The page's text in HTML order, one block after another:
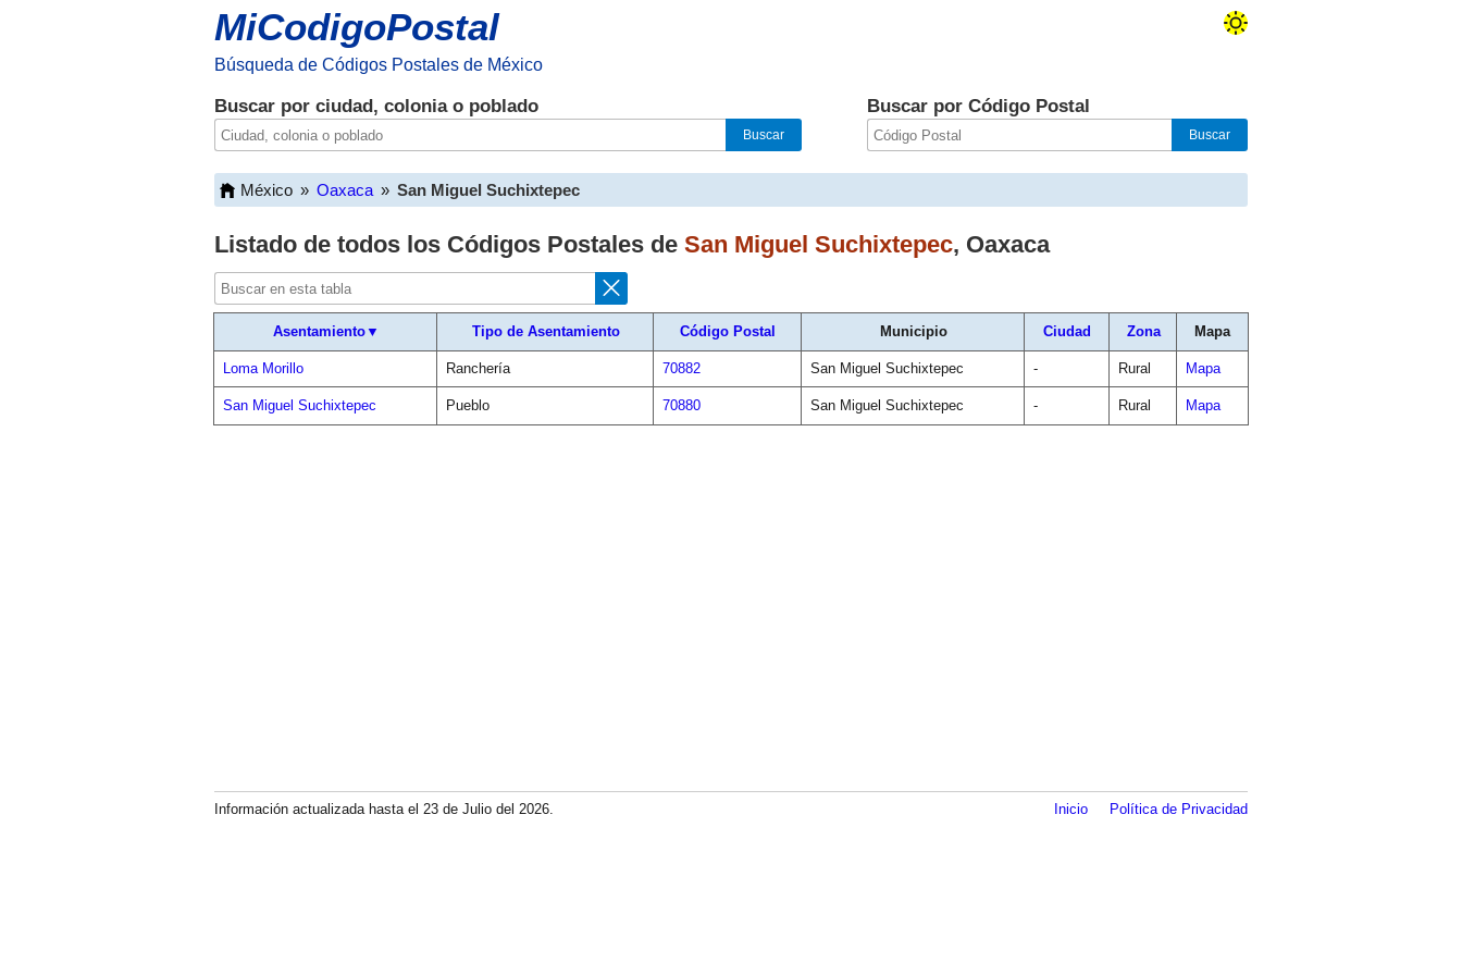
MiCodigoPostal
Búsqueda de Códigos Postales de México
Buscar por ciudad, colonia o poblado Buscar por Código Postal
México » Oaxaca » San Miguel Suchixtepec
Listado de todos los Códigos Postales de San Miguel Suchixtepec, Oaxaca
Asentamiento▼ Tipo de Asentamiento Código Postal Municipio Ciudad Zona Mapa
Loma Morillo Ranchería 70882 San Miguel Suchixtepec - Rural Mapa
San Miguel Suchixtepec Pueblo 70880 San Miguel Suchixtepec - Rural Mapa
Información actualizada hasta el 23 de Julio del 2026. Inicio Política de Privacidad